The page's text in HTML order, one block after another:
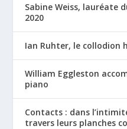
Sabine Weiss, lauréate
2020
Ian Ruhter, le collodion
William Eggleston
piano
Contacts : dans
travers leurs planches